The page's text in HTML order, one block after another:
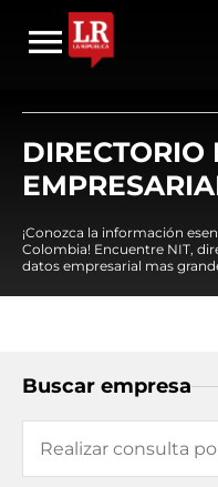
DIRECTORIO
¡Conozca la información
Colombia! Encuentre NIT,
datos empresarial mas
Buscar empresa